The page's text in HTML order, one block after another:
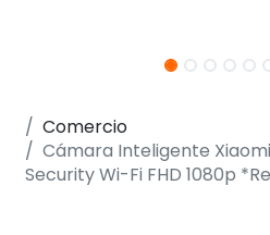
Comercio
Cámara Inteligente
Security Wi-Fi FHD 1080p